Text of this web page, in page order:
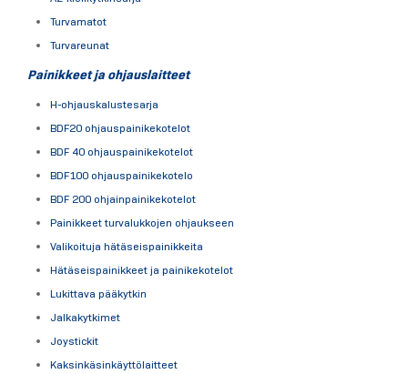
Turvamatot
Turvareunat
Painikkeet ja ohjauslaitteet
H-ohjauskalustesarja
BDF20 ohjauspainikekotelot
BDF 40 ohjauspainikekotelot
BDF100 ohjauspainikekotelo
BDF 200 ohjainpainikekotelot
Painikkeet turvalukkojen ohjaukseen
Valikoituja hätäseispainikkeita
Hätäseispainikkeet ja painikekotelot
Lukittava pääkytkin
Jalkakytkimet
Joystickit
Kaksinkäsinkäyttölaitteet